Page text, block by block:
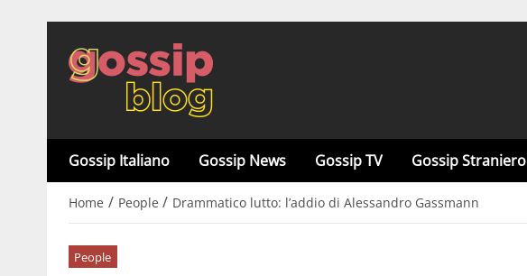
Gossip Italiano Gossip News Gossip TV Gossip Straniero
Home / People / Drammatico lutto: l’addio di Alessandro Gassmann
People